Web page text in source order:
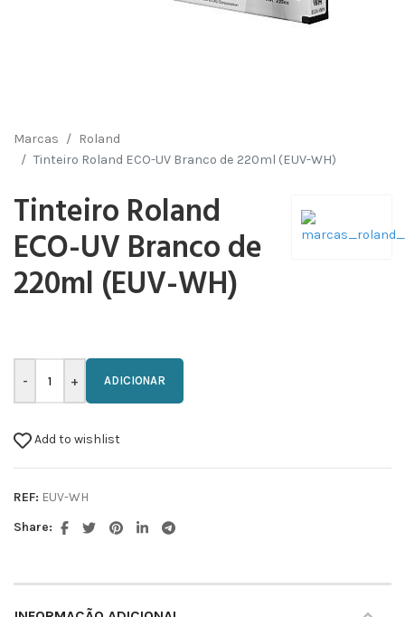
Marcas
Roland
Tinteiro Roland ECO-UV Branco de 220ml (EUV-WH)
Tinteiro Roland
ECO-UV Branco de
220ml (EUV-WH)
ADICIONAR
Add to wishlist
REF: EUV-WH
Share: